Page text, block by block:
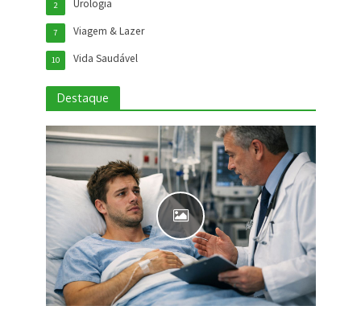
Urologia
2
Viagem & Lazer
7
Vida Saudável
10
Destaque